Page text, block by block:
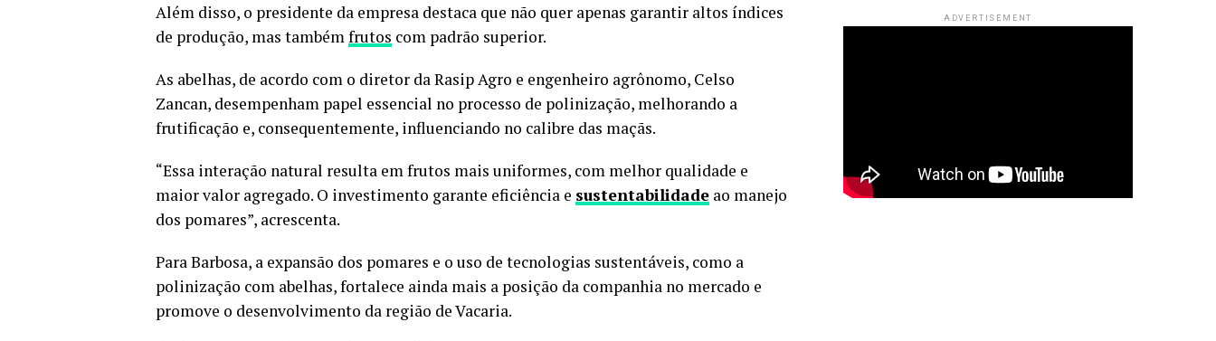
Além disso, o presidente da empresa destaca que não quer apenas garantir altos índices
de produção, mas tambémfrutos com padrão superior.
As abelhas, de acordo com o diretor da Rasip Agro e engenheiro agrônomo, Celso
Zancan, desempenham papel essencial no processo de polinização, melhorando a
frutificação e, consequentemente, influenciando no calibre das maçãs.
“Essa interação natural resulta em frutos mais uniformes, com melhor qualidade e
maior valor agregado. O investimento garante eficiência e sustentabilidade ao manejo
dos pomares”, acrescenta.
Para Barbosa, a expansão dos pomares e o uso de tecnologias sustentáveis, como a
polinização com abelhas, fortalece ainda mais a posição da companhia no mercado e
promove o desenvolvimento da região de Vacaria.
ADVERTISEMENT